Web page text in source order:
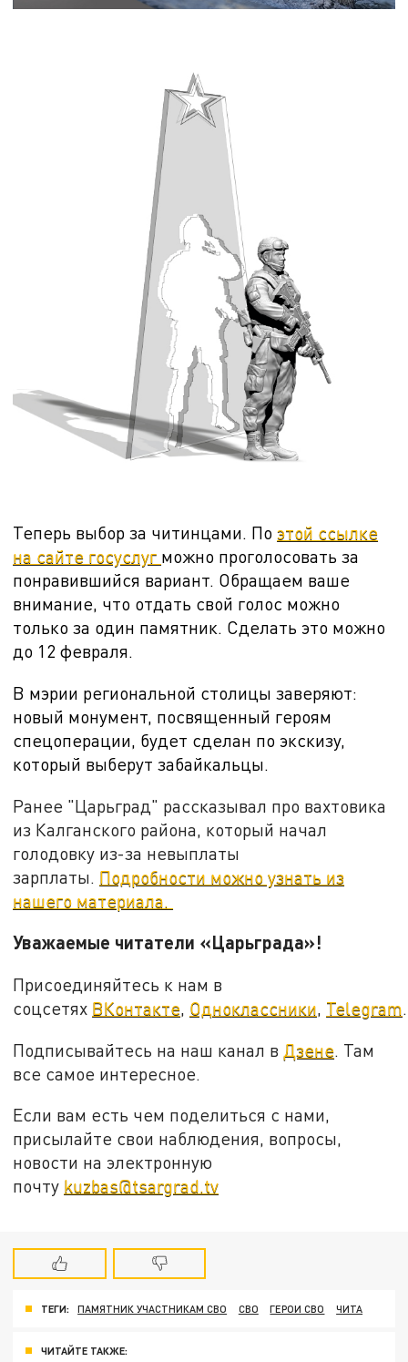
Теперь выбор за читинцами. Поэтой ссылке
на сайте госуслуг можно проголосовать за
понравившийся вариант. Обращаем ваше
внимание, что отдать свой голос можно
только за один памятник. Сделать это можно
до 12 февраля.
В мэрии региональной столицы заверяют:
новый монумент, посвященный героям
спецоперации, будет сделан по экскизу,
который выберут забайкальцы.
Ранее "Царьград" рассказывал про вахтовика
из Калганского района, который начал
голодовку из-за невыплаты
зарплаты. Подробности можно узнать из
нашего материала.
Уважаемые читатели «Царьграда»!
Присоединяйтесь к нам в
соцсетях ВКонтакте, Одноклассники, Telegram.
Подписывайтесь на наш канал в Дзене. Там
все самое интересное.
Если вам есть чем поделиться с нами,
присылайте свои наблюдения, вопросы,
новости на электронную
почту kuzbas@tsargrad.tv
ТЕГИ: ПАМЯТНИК УЧАСТНИКАМ СВО СВО ГЕРОИ СВО ЧИТА
ЧИТАЙТЕ ТАКЖЕ: